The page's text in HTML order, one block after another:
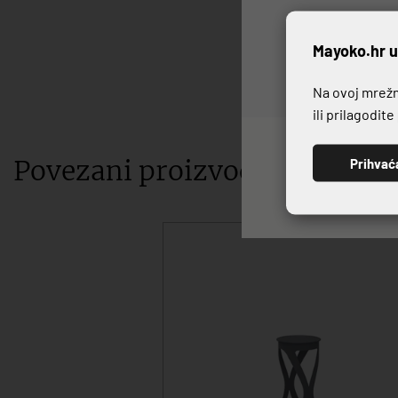
Povezani proizvodi
Mayoko.hr
Na ovoj
ili prilagodite